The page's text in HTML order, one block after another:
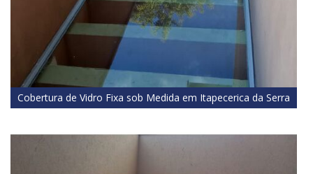
Cobertura de Vidro Fixa sob Medida em Itapecerica da Serra